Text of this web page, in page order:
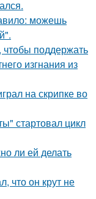
можешь
поддержать
изгнания из
на скрипке во
стартовал цикл
ли ей делать
что он крут не